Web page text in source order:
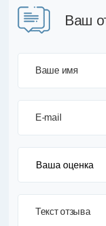
Ваш
Ваше имя
E-mail
Текст отзыва